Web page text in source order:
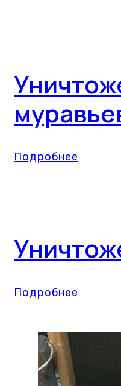
Подробнее
Подробнее